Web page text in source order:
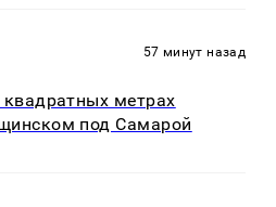
57 минут назад
метрах
под Самарой